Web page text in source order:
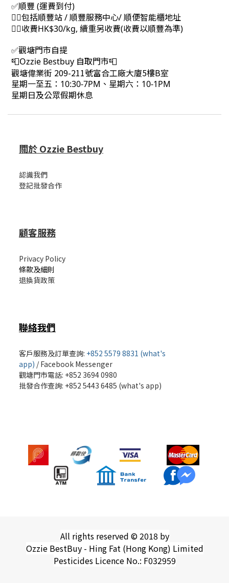
✅順豐 (運費到付)
👉🏻包括順豐站 / 順豐服務中心/ 順便智能櫃地址
👉🏻收費HK$30/kg, 續重另收費(收費以順豐為準)
✅觀塘門市自提
📮Ozzie Bestbuy 自取門市📮
觀塘偉業街 209-211號富合工廠大廈5樓B室
星期一至五：10:30-7PM、星期六：10-1PM
星期日及公眾假期休息
關於 Ozzie Bestbuy
認識我們
登記批發合作
顧客服務
Privacy Policy
條款及細則
退換貨政策
聯絡我們
客戶服務及訂單查詢: +852 5579 8831 (what's
app) /Facebook Messenger
觀塘門市電話: +852 3694 0980
批發合作查詢: +852 5443 6485 (what's app)
All rights reserved © 2018 by
Ozzie BestBuy - Hing Fat (Hong Kong) Limited
Pesticides Licence No.: F032959